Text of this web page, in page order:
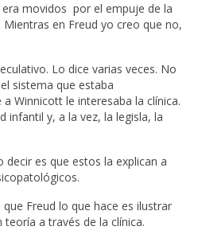
era movidos por el empuje de la
en Freud yo creo que no,
Lo dice varias veces. No
sistema que estaba
Winnicott le interesaba la clínica.
infantil y, a la vez, la legisla, la
decir es que estos la explican a
que Freud lo que hace es ilustrar
a través de la clínica.